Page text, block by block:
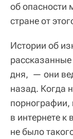
об опасности
стране от
Истории об
дня, — они
назад. Когда
порнографии,
в интернете
не было